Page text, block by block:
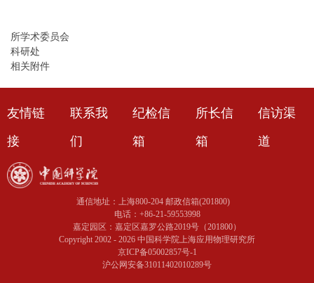
所学术委员会
科研处
相关附件
友情链
接
联系我
们
纪检信
箱
所长信
箱
信访渠
道
通信地址：上海800-204 邮政信箱(201800)
电话：+86-21-59553998
嘉定园区：嘉定区嘉罗公路2019号（201800）
Copyright 2002 - 2026 中国科学院上海应用物理研究所
京ICP备05002857号-1
沪公网安备31011402010289号